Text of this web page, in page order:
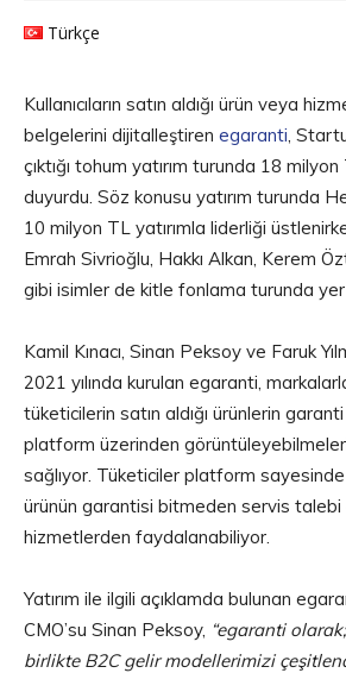
Türkçe
Kullanıcıların satın aldığı ürün veya
belgelerini dijitalleştiren egaranti ,
çıktığı tohum yatırım turunda 18 milyon
duyurdu. Söz konusu yatırım turunda
10 milyon TL yatırımla liderliği
Emrah Sivrioğlu, Hakkı Alkan, Kerem
gibi isimler de kitle fonlama turunda yer
Kamil Kınacı, Sinan Peksoy ve Faruk
2021 yılında kurulan egaranti,
tüketicilerin satın aldığı ürünlerin
platform üzerinden
sağlıyor. Tüketiciler platform sayesinde
ürünün garantisi bitmeden servis
hizmetlerden faydalanabiliyor.
Yatırım ile ilgili açıklamda bulunan
CMO’su Sinan Peksoy, “egaranti
birlikte B2C gelir modellerimizi